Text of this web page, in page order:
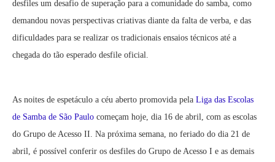
desfiles um desafio de superação para a comunidade do samba, como
demandou novas perspectivas criativas diante da falta de verba, e das
dificuldades para se realizar os tradicionais ensaios técnicos até a
chegada do tão esperado desfile oficial.
As noites de espetáculo a céu aberto promovida pela Liga das Escolas
de Samba de São Paulo começam hoje, dia 16 de abril, com as escolas
do Grupo de Acesso II. Na próxima semana, no feriado do dia 21 de
abril, é possível conferir os desfiles do Grupo de Acesso I e as demais